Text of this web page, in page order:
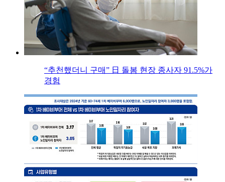
“추천했더니 구매” 日 돌봄 현장 종사자 91.5%가
경험